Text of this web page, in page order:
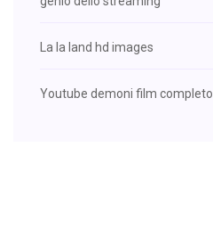
La la land hd images
Youtube demoni film completo